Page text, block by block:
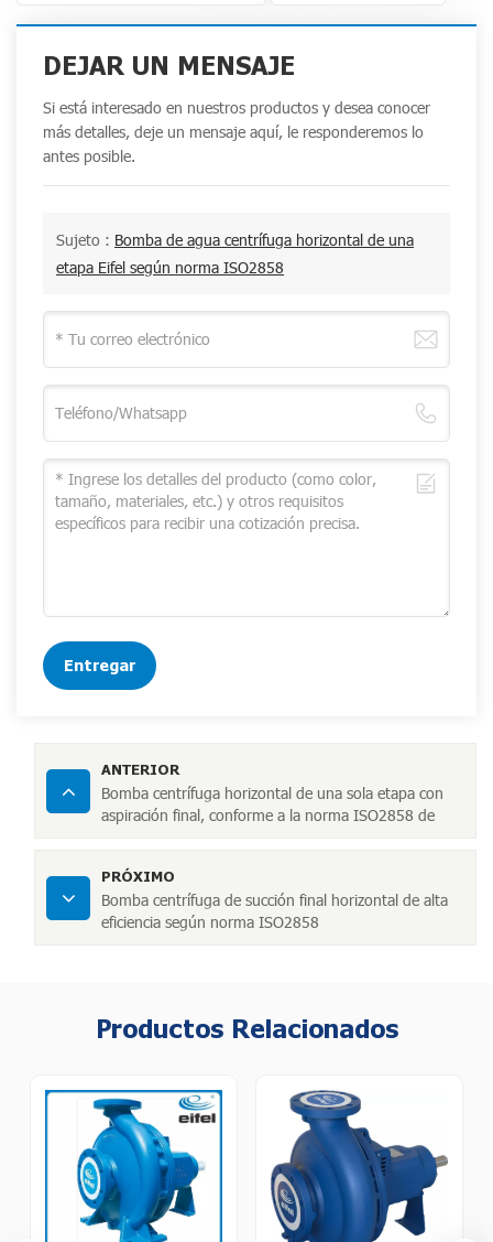
DEJAR UN MENSAJE
Si está interesado en nuestros productos y desea conocer
más detalles, deje un mensaje aquí, le responderemos lo
antes posible.
Sujeto : Bomba de agua centrífuga horizontal de una
etapa Eifel según norma ISO2858
Entregar
ANTERIOR
Bomba centrífuga horizontal de una sola etapa con
aspiración final, conforme a la norma ISO2858 de
PRÓXIMO
Bomba centrífuga de succión final horizontal de alta
eficiencia según norma ISO2858
Productos Relacionados